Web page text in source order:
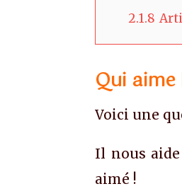
2.1.8
Qui aime
Voici une
Il nous
aimé !